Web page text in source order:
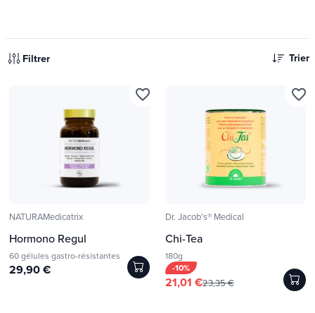
Filtrer Trier
NATURAMedicatrix
Hormono Regul
60 gélules gastro-résistantes
29,90 €
favorite_border
Dr. Jacob's® Medical
Chi-Tea
180g
-10%
21,01 €23,35 €
favorite_border